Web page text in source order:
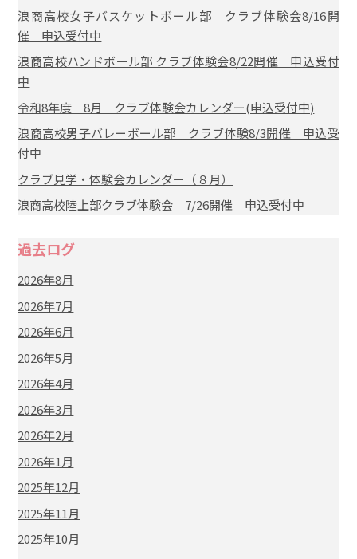
浪商高校女子バスケットボール部 クラブ体験会8/16開
催 申込受付中
浪商高校ハンドボール部 クラブ体験会8/22開催 申込受付
中
令和8年度 8月 クラブ体験会カレンダー(申込受付中)
浪商高校男子バレーボール部 クラブ体験8/3開催 申込受
付中
クラブ見学・体験会カレンダー（８月）
浪商高校陸上部クラブ体験会 7/26開催 申込受付中
過去ログ
2026年8月
2026年7月
2026年6月
2026年5月
2026年4月
2026年3月
2026年2月
2026年1月
2025年12月
2025年11月
2025年10月